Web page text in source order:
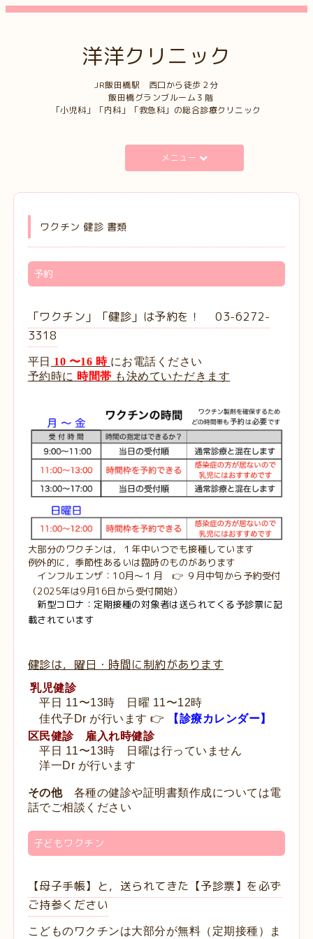
洋洋クリニック
JR飯田橋駅 西口から徒歩２分
飯田橋グランブルーム３階
「小児科」「内科」「救急科」の総合診療クリニック
メニュー
ワクチン 健診 書類
予約
「ワクチン」「健診」は予約を！ 03-6272-
3318
平日 10 〜16 時 にお電話ください
予約時に 時間帯 も決めていただきます
大部分のワクチンは，１年中いつでも接種しています
例外的に，季節性あるいは臨時のものがあります
インフルエンザ：10月〜１月 👉 ９月中旬から予約受付
（2025年は9月16日から受付開始）
新型コロナ： 定期接種の対象者は送られてくる予診票に記
載されています
健診は，曜日・時間に制約があります
乳児健診
平日 11〜13時 日曜 11〜12時
佳代子Dr が行います 👉
【診療カレンダー】
区民健診
雇入れ時健診
平日 11〜13時 日曜は行っていません
洋一Dr が行います
その他各種の健診や証明書類作成については電
話でご相談ください
子どもワクチン
【母子手帳】と，送られてきた【予診票】を必ず
ご持参ください
こどものワクチンは大部分が無料（定期接種）ま